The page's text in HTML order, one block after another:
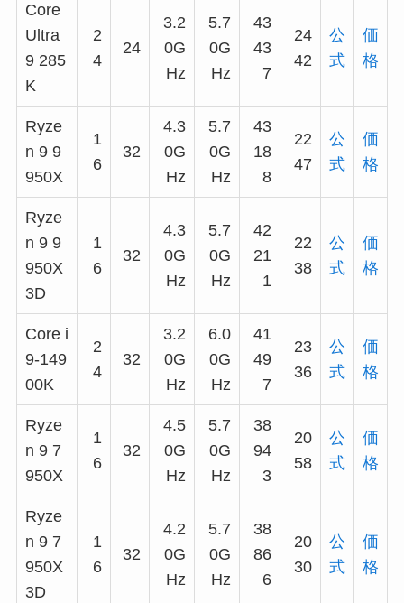
Core
Ultra
9 285
K
2
4
24
3.2
0G
Hz
5.7
0G
Hz
43
43
7
24
42
公
式
価
格
Ryze
n 9 9
950X
1
6
32
4.3
0G
Hz
5.7
0G
Hz
43
18
8
22
47
公
式
価
格
Ryze
n 9 9
950X
3D
1
6
32
4.3
0G
Hz
5.7
0G
Hz
42
21
1
22
38
公
式
価
格
Core i
9-149
00K
2
4
32
3.2
0G
Hz
6.0
0G
Hz
41
49
7
23
36
公
式
価
格
Ryze
n 9 7
950X
1
6
32
4.5
0G
Hz
5.7
0G
Hz
38
94
3
20
58
公
式
価
格
Ryze
n 9 7
950X
3D
1
6
32
4.2
0G
Hz
5.7
0G
Hz
38
86
6
20
30
公
式
価
格